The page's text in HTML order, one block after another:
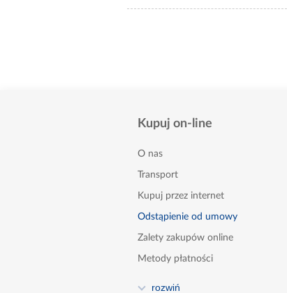
Kupuj on-line
O nas
Transport
Kupuj przez internet
Odstąpienie od umowy
Zalety zakupów online
Metody płatności
rozwiń